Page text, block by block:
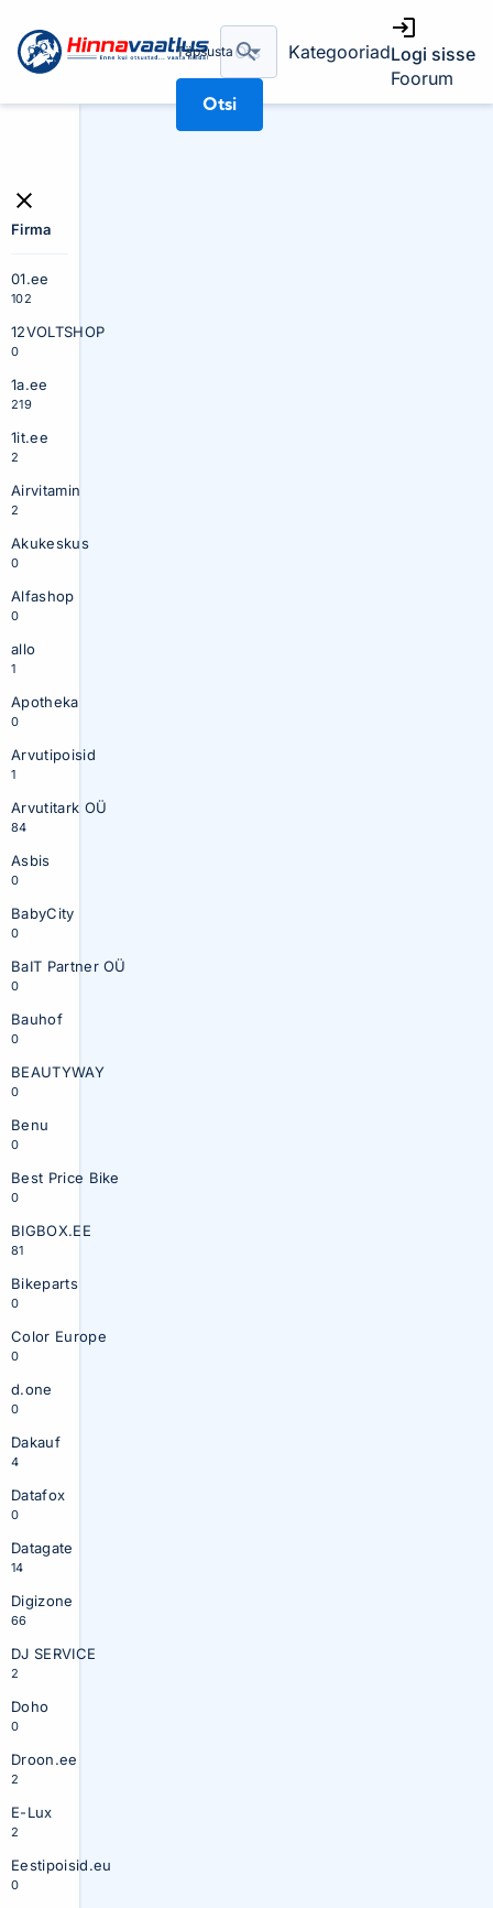
Täpsusta
Otsi
KategooriadLogi sisse
Foorum
Firma
01.ee
102
12VOLTSHOP
0
1a.ee
219
1it.ee
2
Airvitamin
2
Akukeskus
0
Alfashop
0
allo
1
Apotheka
0
Arvutipoisid
1
Arvutitark OÜ
84
Asbis
0
BabyCity
0
BaIT Partner OÜ
0
Bauhof
0
BEAUTYWAY
0
Benu
0
Best Price Bike
0
BIGBOX.EE
81
Bikeparts
0
Color Europe
0
d.one
0
Dakauf
4
Datafox
0
Datagate
14
Digizone
66
DJ SERVICE
2
Doho
0
Droon.ee
2
E-Lux
2
Eestipoisid.eu
0